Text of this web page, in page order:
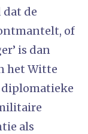
de
of
is dan
het Witte
diplomatieke
als